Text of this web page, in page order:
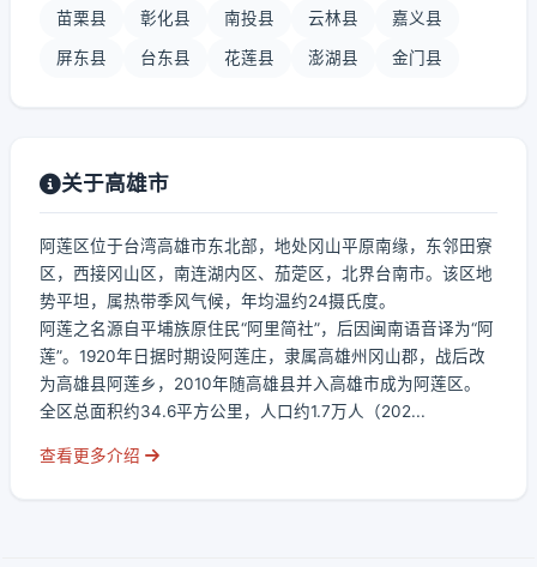
苗栗县 彰化县 南投县 云林县 嘉义县
屏东县 台东县 花莲县 澎湖县 金门县
关于高雄市
阿莲区位于台湾高雄市东北部，地处冈山平原南缘，东邻田寮
区，西接冈山区，南连湖内区、茄萣区，北界台南市。该区地
势平坦，属热带季风气候，年均温约24摄氏度。
阿莲之名源自平埔族原住民“阿里简社”，后因闽南语音译为“阿
莲”。1920年日据时期设阿莲庄，隶属高雄州冈山郡，战后改
为高雄县阿莲乡，2010年随高雄县并入高雄市成为阿莲区。
全区总面积约34.6平方公里，人口约1.7万人（202...
查看更多介绍